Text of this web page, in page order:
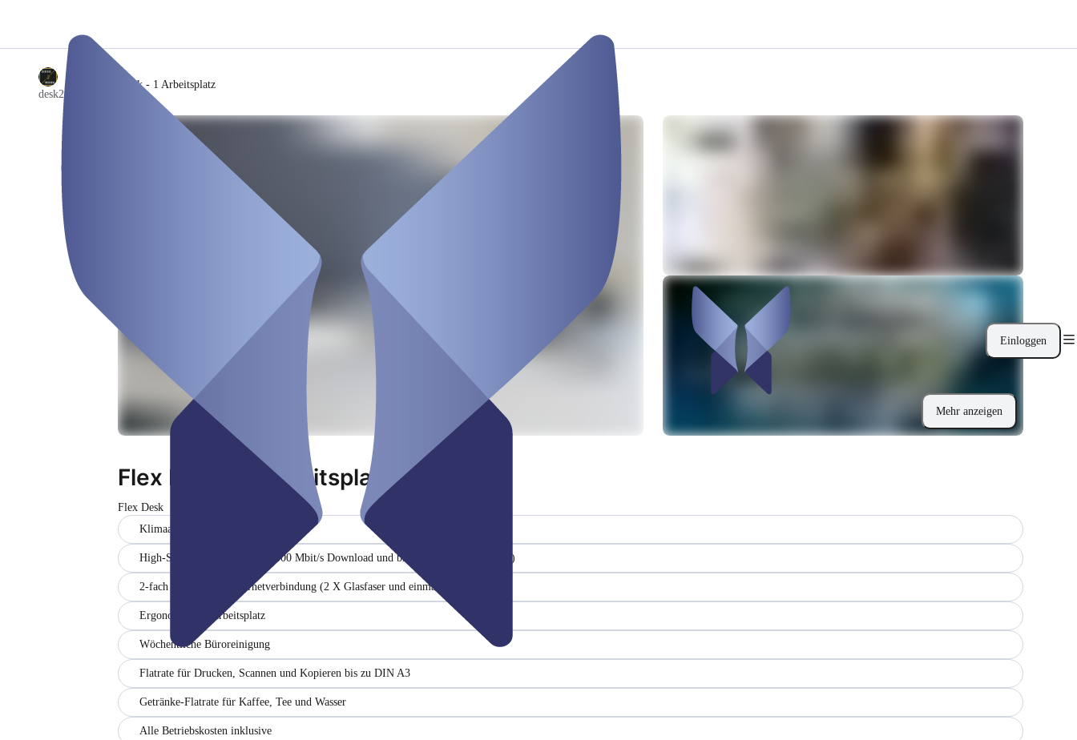
Einloggen
desk2work
Flex Desk - 1 Arbeitsplatz
Mehr anzeigen
Flex Desk - 1 Arbeitsplatz
Flex Desk
Klimaanlage
High-Speed-Internet (bis zu 1000 Mbit/s Download und bis zu 500 Mbit/s Upload)
2-fach abgesicherte Internetverbindung (2 X Glasfaser und einmal LTE)
Ergonomischer Arbeitsplatz
Wöchentliche Büroreinigung
Flatrate für Drucken, Scannen und Kopieren bis zu DIN A3
Getränke-Flatrate für Kaffee, Tee und Wasser
Alle Betriebskosten inklusive